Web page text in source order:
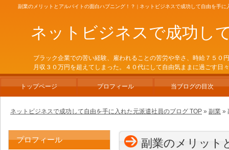
副業のメリットとアルバイトの面白ハプニング！？ | ネットビジネスで成功して自由を手に
副業のメリット
プロフィール
ネットビジネスで成功して自由を手に入れた元派遣社員のブログ TOP » 副業 »
ネットビジネスで成功し
ブラック企業での苦い経験、雇われることの苦労や辛さ、時給７５
月収３０万円を超えてしまった。４０代にして自由気ままに過ごす日
トップページ プロフィール 当ブログの目次